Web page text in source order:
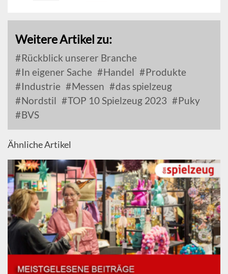
Weitere Artikel zu:
Rückblick unserer Branche
In eigener Sache
Handel
Produkte
Industrie
Messen
das spielzeug
Nordstil
TOP 10 Spielzeug 2023
Puky
BVS
Ähnliche Artikel